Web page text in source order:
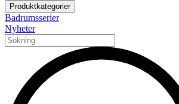
Produktkategorier
Badrumsserier
Nyheter